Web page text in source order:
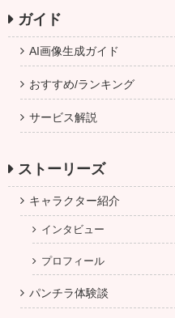
ガイド
AI画像生成ガイド
おすすめ/ランキング
サービス解説
ストーリーズ
キャラクター紹介
インタビュー
プロフィール
パンチラ体験談